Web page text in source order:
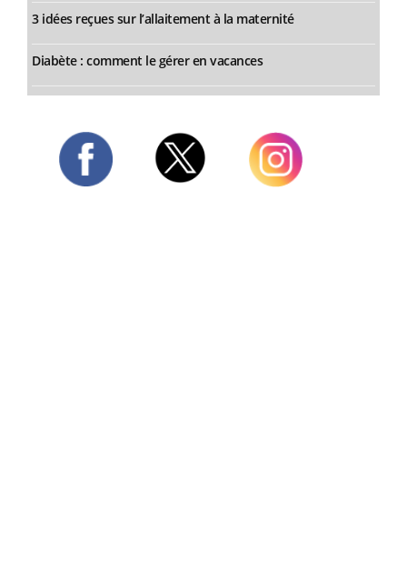
3 idées reçues sur l’allaitement à la maternité
Diabète : comment le gérer en vacances